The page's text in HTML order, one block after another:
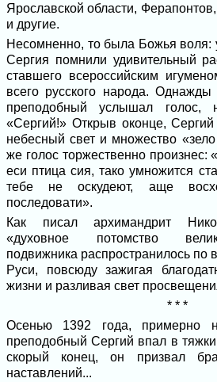
Ярославской области,
и другие.
Несомненно, то была Божья воля:
Сергия помнили удивительный
ставшего всероссийским
всего русского народа.
преподобный услышал голос,
«Сергий!» Открыв оконце,
небесный свет и множество
же голос торжественно
еси птица сия, тако умножится
тебе не оскудеют, аще
последовати».
Как писал архимандрит
«духовное потомство
подвижника распространилось по
Руси, повсюду зажигая
жизни и разливая свет
* * *
Осенью 1392 года, примерно
преподобный Сергий впал в
скорый конец, он призвал
наставлений...